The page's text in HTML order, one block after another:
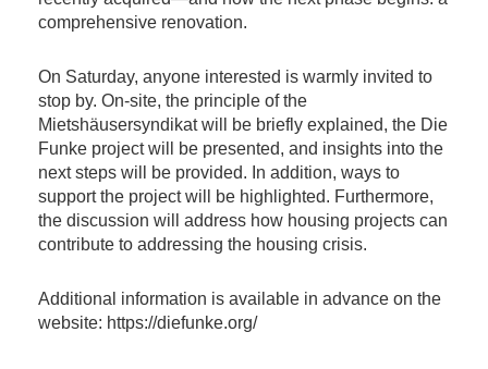
comprehensive renovation.
On Saturday, anyone interested is warmly invited to
stop by. On-site, the principle of the
Mietshäusersyndikat will be briefly explained, the Die
Funke project will be presented, and insights into the
next steps will be provided. In addition, ways to
support the project will be highlighted. Furthermore,
the discussion will address how housing projects can
contribute to addressing the housing crisis.
Additional information is available in advance on the
website: https://diefunke.org/